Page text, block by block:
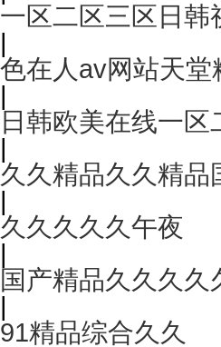
一区二区三区日韩
|
色在人av网站天堂
|
日韩欧美在线一区
|
久久精品久久精品
|
久久久久久午夜
|
国产精品久久久久
|
91精品综合久久